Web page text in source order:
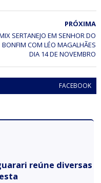
roubado emPRÓXIMA
SERTANEJO EM SENHOR DO
BONFIM COM LÉO MAGALHÃES
DIA 14 DE NOVEMBRO
FACEBOOK
reúne diversas